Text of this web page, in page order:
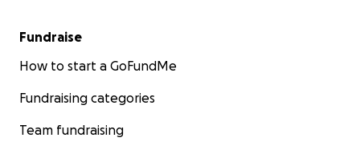
Fundraise
How to start a GoFundMe
Fundraising categories
Team fundraising